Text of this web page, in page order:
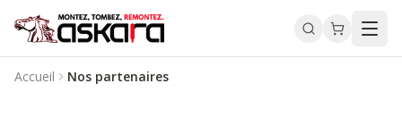
Accueil Nos partenaires